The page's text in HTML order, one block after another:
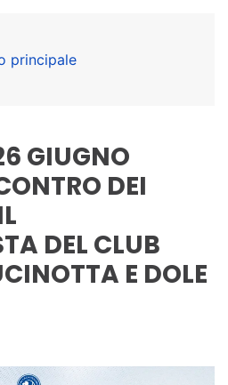
principale
GIUGNO
DEI
DEL CLUB
E DOLE